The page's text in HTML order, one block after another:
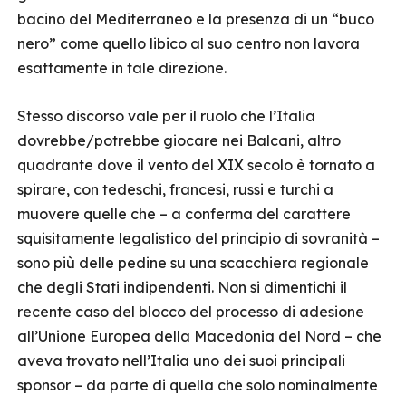
bacino del Mediterraneo e la presenza di un “buco
nero” come quello libico al suo centro non lavora
esattamente in tale direzione.
Stesso discorso vale per il ruolo che l’Italia
dovrebbe/potrebbe giocare nei Balcani, altro
quadrante dove il vento del XIX secolo è tornato a
spirare, con tedeschi, francesi, russi e turchi a
muovere quelle che – a conferma del carattere
squisitamente legalistico del principio di sovranità –
sono più delle pedine su una scacchiera regionale
che degli Stati indipendenti. Non si dimentichi il
recente caso del blocco del processo di adesione
all’Unione Europea della Macedonia del Nord – che
aveva trovato nell’Italia uno dei suoi principali
sponsor – da parte di quella che solo nominalmente